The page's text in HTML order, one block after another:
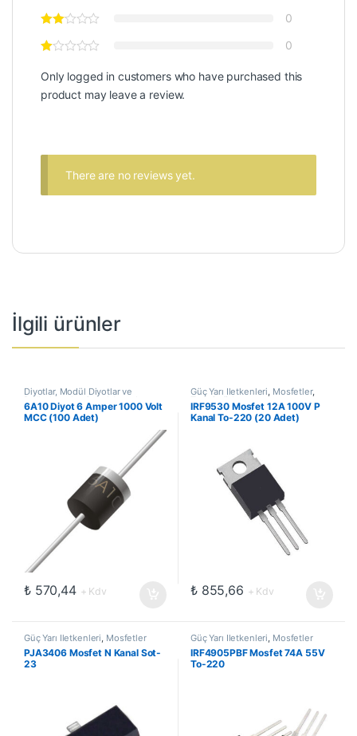
0
0
Only logged in customers who have purchased this
product may leave a review.
There are no reviews yet.
İlgili ürünler
Diyotlar, Modül Diyotlar ve
Doğrultucular, Genel Amaçlı
Diyotlar,Güç Yarı İletkenleri
6A10 Diyot 6 Amper 1000 Volt
MCC (100 Adet)
₺570,44 + Kdv
Güç Yarı İletkenleri, Mosfetler,
Transistörler
IRF9530 Mosfet 12A 100V P
Kanal To-220 (20 Adet)
₺855,66 + Kdv
Güç Yarı İletkenleri Mosfetler
PJA3406 Mosfet N Kanal Sot-
23
Güç Yarı İletkenleri Mosfetler
IRF4905PBF Mosfet 74A 55V
To-220